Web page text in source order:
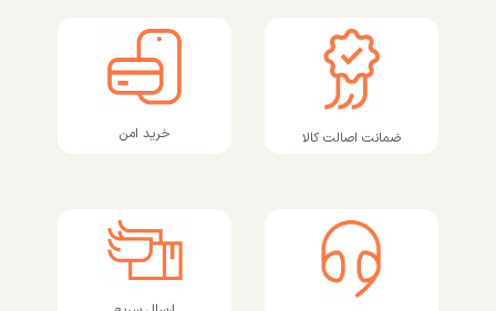
ضمانت اصالت کالا خرید امن